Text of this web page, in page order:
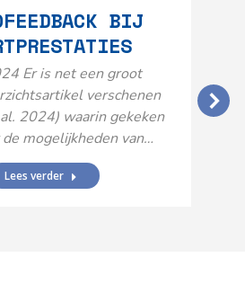
BIJ
Er is net een groot
verschenen
2024) waarin gekeken
mogelijkheden van…
Lees verder